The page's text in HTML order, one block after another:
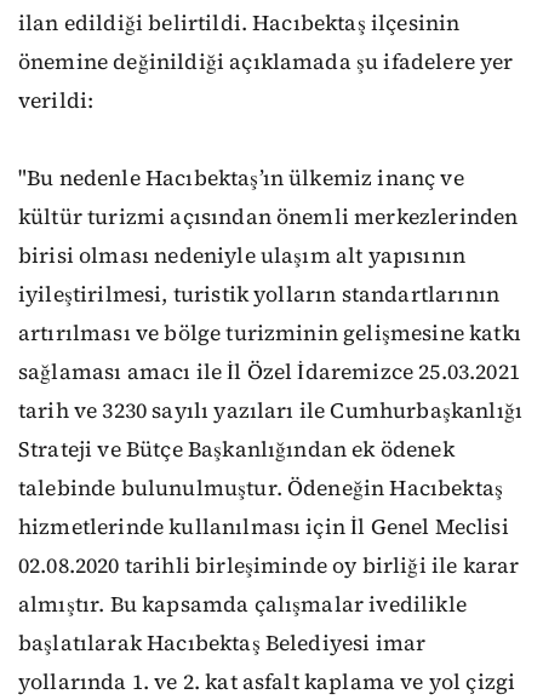
ilan edildiği belirtildi. Hacıbektaş ilçesinin
önemine değinildiği açıklamada şu ifadelere yer
verildi:
"Bu nedenle Hacıbektaş’ın ülkemiz inanç ve
kültür turizmi açısından önemli merkezlerinden
birisi olması nedeniyle ulaşım alt yapısının
iyileştirilmesi, turistik yolların standartlarının
artırılması ve bölge turizminin gelişmesine katkı
sağlaması amacı ile İl Özel İdaremizce 25.03.2021
tarih ve 3230 sayılı yazıları ile Cumhurbaşkanlığı
Strateji ve Bütçe Başkanlığından ek ödenek
talebinde bulunulmuştur. Ödeneğin Hacıbektaş
hizmetlerinde kullanılması için İl Genel Meclisi
02.08.2020 tarihli birleşiminde oy birliği ile karar
almıştır. Bu kapsamda çalışmalar ivedilikle
başlatılarak Hacıbektaş Belediyesi imar
yollarında 1. ve 2. kat asfalt kaplama ve yol çizgi